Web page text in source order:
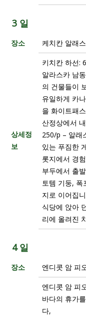
3 일
장소 케치칸 알래
상세정
보
키치칸 하선:
알라스카 남
의 건물들이
유일하게 카
을 화이트패
산정상에서
250/p – 알래
있는 푸짐한
롯지에서 경
부두에서 출
토템 기둥,
지로 이어집
식당에 앉아
리에 올려진
4 일
장소 엔디콧 암 피
엔디콧 암 피
바다의 휴가
다,